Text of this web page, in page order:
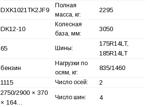
DXK1021TK2JF9
Полная
масса, кг:
2295
DK12-10
Колесная
база, мм:
3050
65 Шины:
175R14LT,
185R14LT
бензин
Нагрузки по
осям, кг:
835/1460
1115 Число осей: 2
2750/2900 × 370
× 164…
Число шин: 4